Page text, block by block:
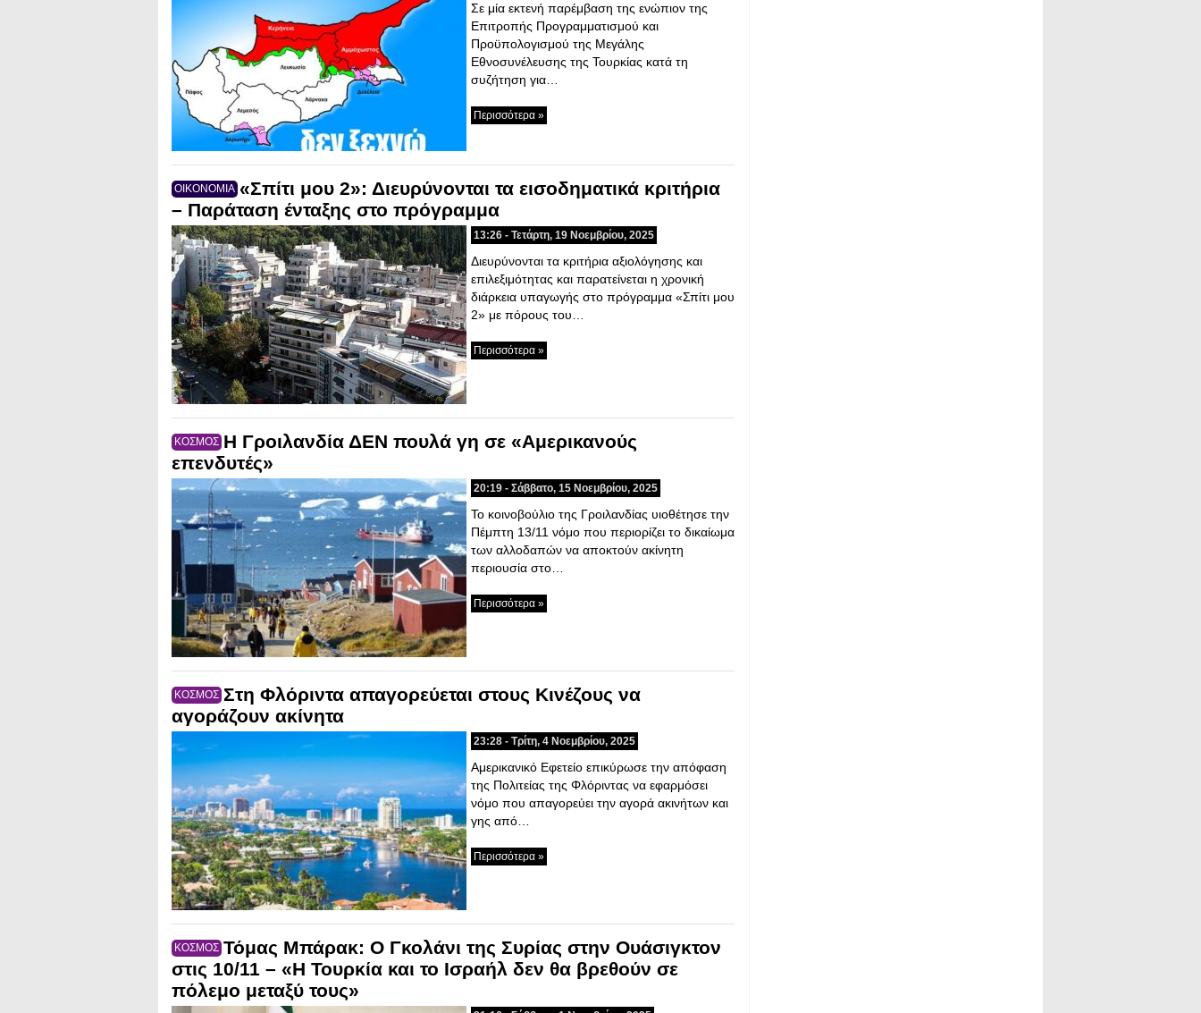
Σε μία εκτενή παρέμβαση της ενώπιον της
Επιτροπής Προγραμματισμού και
Προϋπολογισμού της Μεγάλης
Εθνοσυνέλευσης της Τουρκίας κατά τη
συζήτηση για…
Περισσότερα »
ΟΙΚΟΝΟΜΙΑ «Σπίτι μου 2»: Διευρύνονται τα εισοδηματικά κριτήρια
– Παράταση ένταξης στο πρόγραμμα
13:26 - Τετάρτη, 19 Νοεμβρίου, 2025
Διευρύνονται τα κριτήρια αξιολόγησης και
επιλεξιμότητας και παρατείνεται η χρονική
διάρκεια υπαγωγής στο πρόγραμμα «Σπίτι μου
2» με πόρους του…
Περισσότερα »
ΚΟΣΜΟΣ Η Γροιλανδία ΔΕΝ πουλά γη σε «Αμερικανούς
επενδυτές»
20:19 - Σάββατο, 15 Νοεμβρίου, 2025
Το κοινοβούλιο της Γροιλανδίας υιοθέτησε την
Πέμπτη 13/11 νόμο που περιορίζει το δικαίωμα
των αλλοδαπών να αποκτούν ακίνητη
περιουσία στο…
Περισσότερα »
ΚΟΣΜΟΣ Στη Φλόριντα απαγορεύεται στους Κινέζους να
αγοράζουν ακίνητα
23:28 - Τρίτη, 4 Νοεμβρίου, 2025
Αμερικανικό Εφετείο επικύρωσε την απόφαση
της Πολιτείας της Φλόριντας να εφαρμόσει
νόμο που απαγορεύει την αγορά ακινήτων και
γης από…
Περισσότερα »
ΚΟΣΜΟΣ Τόμας Μπάρακ: Ο Γκολάνι της Συρίας στην Ουάσιγκτον
στις 10/11 – «Η Τουρκία και το Ισραήλ δεν θα βρεθούν σε
πόλεμο μεταξύ τους»